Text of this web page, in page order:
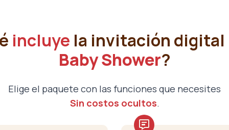
incluye la invitación digital
Baby Shower?
Elige el paquete con las funciones que necesites
Sin costos ocultos.